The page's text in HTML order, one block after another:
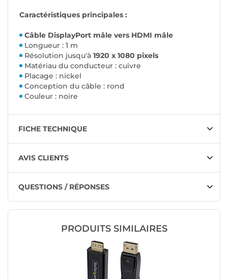
Caractéristiques principales :
Câble DisplayPort mâle vers HDMI mâle
Longueur : 1 m
Résolution jusqu'à 1920 x 1080 pixels
Matériau du conducteur : cuivre
Placage : nickel
Conception du câble : rond
Couleur : noire
FICHE TECHNIQUE
AVIS CLIENTS
QUESTIONS / RÉPONSES
PRODUITS SIMILAIRES